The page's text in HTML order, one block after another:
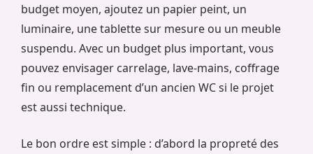
budget moyen, ajoutez un papier peint, un
luminaire, une tablette sur mesure ou un meuble
suspendu. Avec un budget plus important, vous
pouvez envisager carrelage, lave-mains, coffrage
fin ou remplacement d’un ancien WC si le projet
est aussi technique.
Le bon ordre est simple : d’abord la propreté des